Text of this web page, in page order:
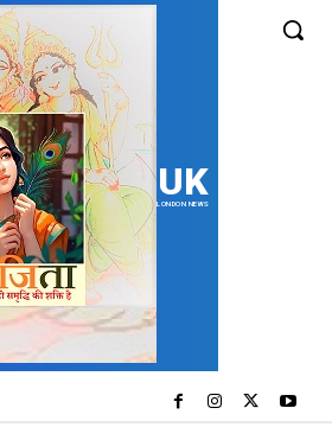
UK
LONDON NEWS